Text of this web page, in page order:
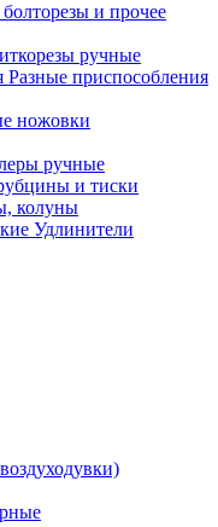
и прочее
ручные
Разные приспособления
ножовки
ручные
и тиски
колуны
Удлинители